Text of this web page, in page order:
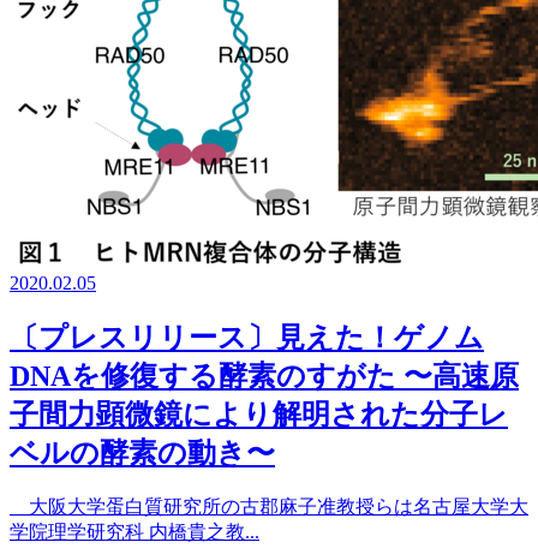
2020.02.05
〔プレスリリース〕見えた！ゲノム
DNAを修復する酵素のすがた 〜高速原
子間力顕微鏡により解明された分子レ
ベルの酵素の動き〜
大阪大学蛋白質研究所の古郡麻子准教授らは名古屋大学大
学院理学研究科 内橋貴之教...